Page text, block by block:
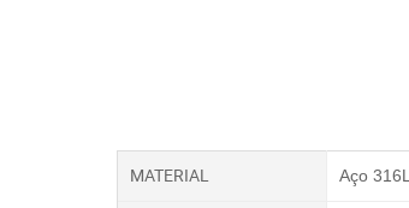
MATERIAL Aço